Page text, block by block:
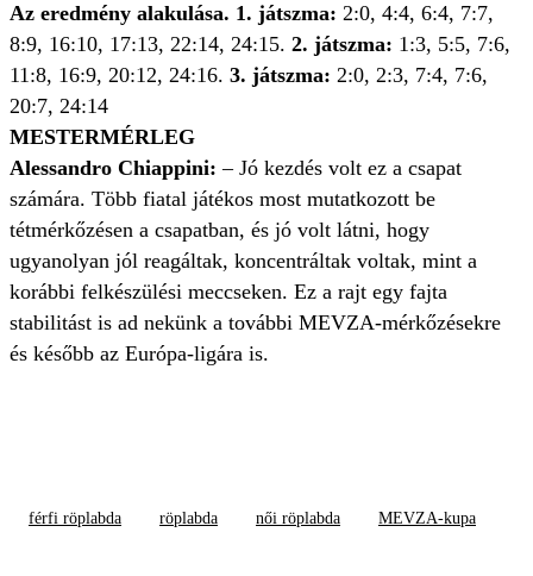
Az eredmény alakulása. 1. játszma: 2:0, 4:4, 6:4, 7:7,
8:9, 16:10, 17:13, 22:14, 24:15. 2. játszma: 1:3, 5:5, 7:6,
11:8, 16:9, 20:12, 24:16. 3. játszma: 2:0, 2:3, 7:4, 7:6,
20:7, 24:14
MESTERMÉRLEG
Alessandro Chiappini: – Jó kezdés volt ez a csapat
számára. Több fiatal játékos most mutatkozott be
tétmérkőzésen a csapatban, és jó volt látni, hogy
ugyanolyan jól reagáltak, koncentráltak voltak, mint a
korábbi felkészülési meccseken. Ez a rajt egy fajta
stabilitást is ad nekünk a további MEVZA-mérkőzésekre
és később az Európa-ligára is.
férfi röplabda röplabda női röplabda MEVZA-kupa